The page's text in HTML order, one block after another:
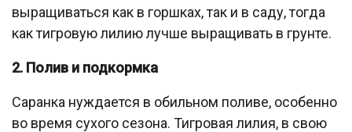
выращиваться как в горшках, так и в саду, тогда
как тигровую лилию лучше выращивать в грунте.
2. Полив и подкормка
Саранка нуждается в обильном поливе, особенно
во время сухого сезона. Тигровая лилия, в свою